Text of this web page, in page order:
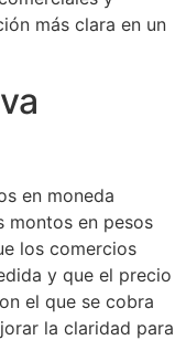
más clara en un
en moneda
montos en pesos
los comercios
y que el precio
el que se cobra
la claridad para